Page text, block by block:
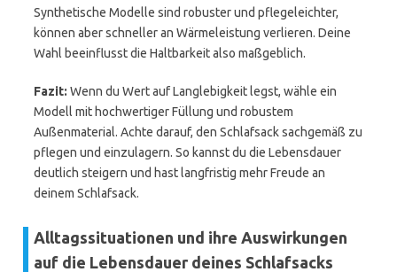
Synthetische Modelle sind robuster und pflegeleichter,
können aber schneller an Wärmeleistung verlieren. Deine
Wahl beeinflusst die Haltbarkeit also maßgeblich.
Fazit: Wenn du Wert auf Langlebigkeit legst, wähle ein
Modell mit hochwertiger Füllung und robustem
Außenmaterial. Achte darauf, den Schlafsack sachgemäß zu
pflegen und einzulagern. So kannst du die Lebensdauer
deutlich steigern und hast langfristig mehr Freude an
deinem Schlafsack.
Alltagssituationen und ihre Auswirkungen
auf die Lebensdauer deines Schlafsacks